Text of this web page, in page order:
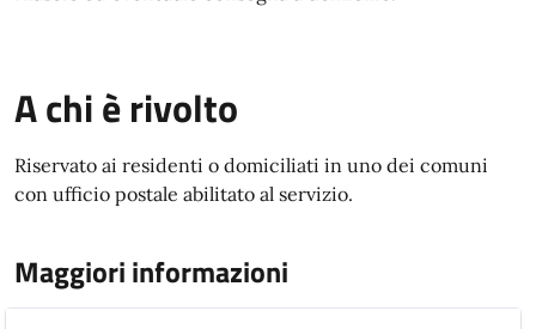
A chi è rivolto
Riservato ai residenti o domiciliati in uno dei comuni
con ufficio postale abilitato al servizio.
Maggiori informazioni